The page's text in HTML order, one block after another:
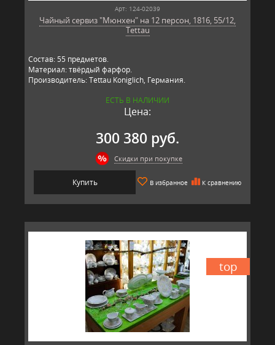
Арт: 124-02039
Чайный сервиз "Мюнхен" на 12 персон, 1816, 55/12,
Tettau
Состав: 55 предметов.
Материал: твёрдый фарфор.
Производитель: Tettau Koniglich, Германия.
ЕСТЬ В НАЛИЧИИ
Цена:
300 380 руб.
Скидки при покупке
Купить В избранное К сравнению
top